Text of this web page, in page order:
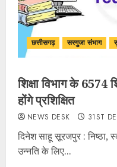
छत्तीसगढ़ सरगुजा संभाग
शिक्षा विभाग के 6574
होंगे प्रशिक्षित
NEWS DESK 31ST
दिनेश साहू सूरजपुर : निष्ठा,
उन्नति के लिए...